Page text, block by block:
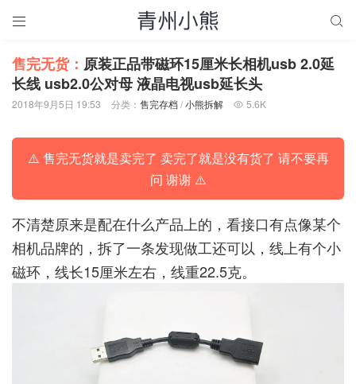
 
售完无货： 原装正品带磁环15厘米长相机usb 2.0延
长线 usb2.0公对母 液晶电视usb延长头
2018年9月5日 19:53 分类： 售完存档/小熊拆解  5.6K
⚠️ 售完无货就是卖完了 卖完了就是没有货了 请不要再
问 谢谢 ⚠️
不清楚原来是配在什么产品上的，看接口有点像某个
相机品牌的，拆了一条发现做工还可以，线上有个小
磁环，线长15厘米左右，线重22.5克。